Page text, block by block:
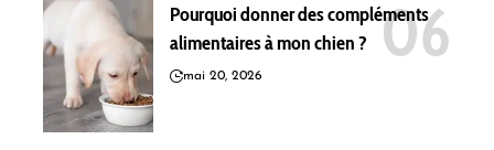
Pourquoi donner des compléments
alimentaires à mon chien ?
mai 20, 2026